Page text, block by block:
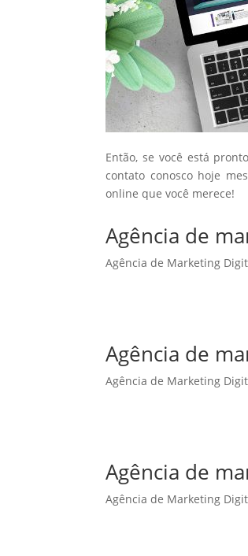
Então, se você está
contato conosco hoje
online que você merece!
Agência de
Agência de Marketing
Agência de
Agência de Marketing
Agência de
Agência de Marketing